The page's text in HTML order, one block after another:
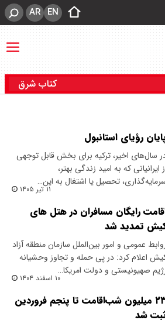
EN
AR
کتاب شرق
رؤیای استانبول
سال‌های اخیر، ترکیه برای بخش قابل توجهی
ایرانیانی که به امید زندگی بهتر،
تحصیل یا اشتغال به این…
۱۱ تیر ۱۴۰۵
رایگان مسافران در هتل های
تمدید شد
عمومی و امور بین‌الملل سازمان منطقه آزاد
اعلام کرد: در پی حمله و تجاوز وحشیانه
صهیونیستی و دولت امریکا…
۱۰ اسفند ۱۴۰۴
۲۳ میلیون شب‌اقامت تا پنجم فروردین
شد